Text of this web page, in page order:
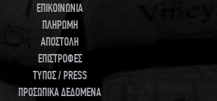
ΕΠΙΚΟΙΝΩΝΙΑ
ΠΛΗΡΩΜΗ
ΑΠΟΣΤΟΛΗ
ΕΠΙΣΤΡΟΦΕΣ
ΤΥΠΟΣ / PRESS
ΠΡΟΣΩΠΙΚΑ ΔΕΔΟΜΕΝΑ